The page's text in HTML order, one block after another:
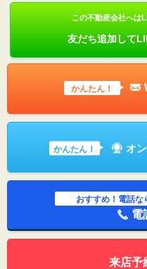
この不動産会社へは
友だち追加して
かんたん！
かんたん！ オ
おすすめ！電話な
電
来店予